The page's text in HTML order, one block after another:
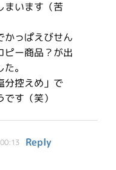
まいます（苦
かっぱえびせん
ピー商品？が出
。
分控えめ」で
す（笑）
Reply